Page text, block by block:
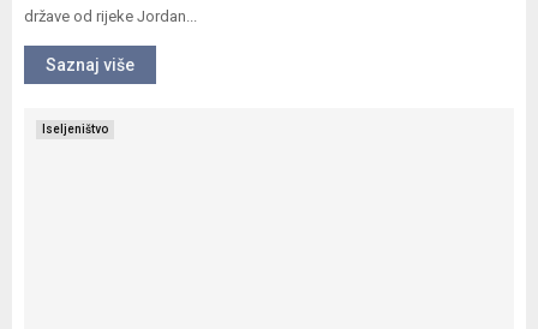
države od rijeke Jordan...
Saznaj više
Iseljeništvo